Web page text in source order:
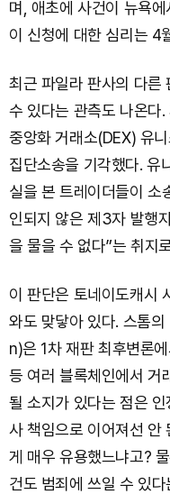
며, 애초에 사건이 뉴욕
이 신청에 대한 심리는 4
최근 파일라 판사의 다른
수 있다는 관측도 나온다
중앙화 거래소(DEX) 유
집단소송을 기각했다. 유
실을 본 트레이더들이 소
인되지 않은 제3자 발행
을 물을 수 없다”는 취지
이 판단은 토네이도캐시
와도 맞닿아 있다. 스톰
n)은 1차 재판 최후변론
등 여러 블록체인에서 거
될 소지가 있다는 점은
사 책임으로 이어져선 안
게 매우 유용했느냐고?
건도 범죄에 쓰일 수 있